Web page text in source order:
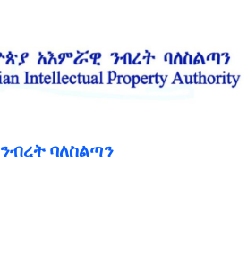
ባለስልጣን